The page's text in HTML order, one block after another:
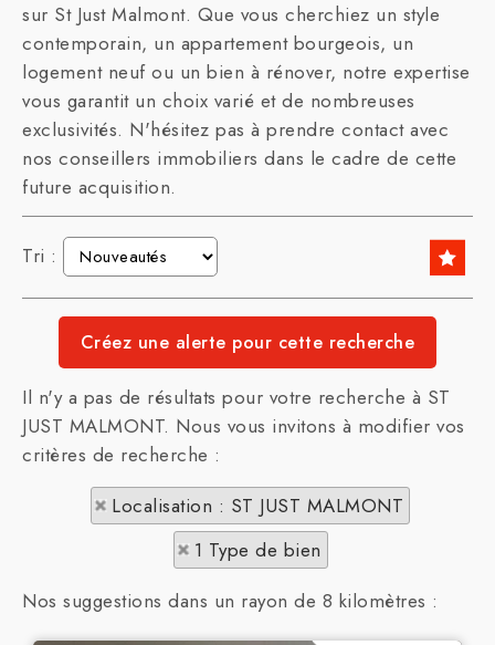
sur St Just Malmont. Que vous cherchiez un style
contemporain, un appartement bourgeois, un
logement neuf ou un bien à rénover, notre expertise
vous garantit un choix varié et de nombreuses
exclusivités. N'hésitez pas à prendre contact avec
nos conseillers immobiliers dans le cadre de cette
future acquisition.
Tri :
Il n'y a pas de résultats pour votre recherche à ST
JUST MALMONT. Nous vous invitons à modifier vos
critères de recherche :
Localisation : ST JUST MALMONT
1 Type de bien
Nos suggestions dans un rayon de 8 kilomètres :